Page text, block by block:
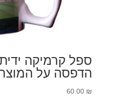
ספל קרמיקה
הדפסה על
60.00 ₪